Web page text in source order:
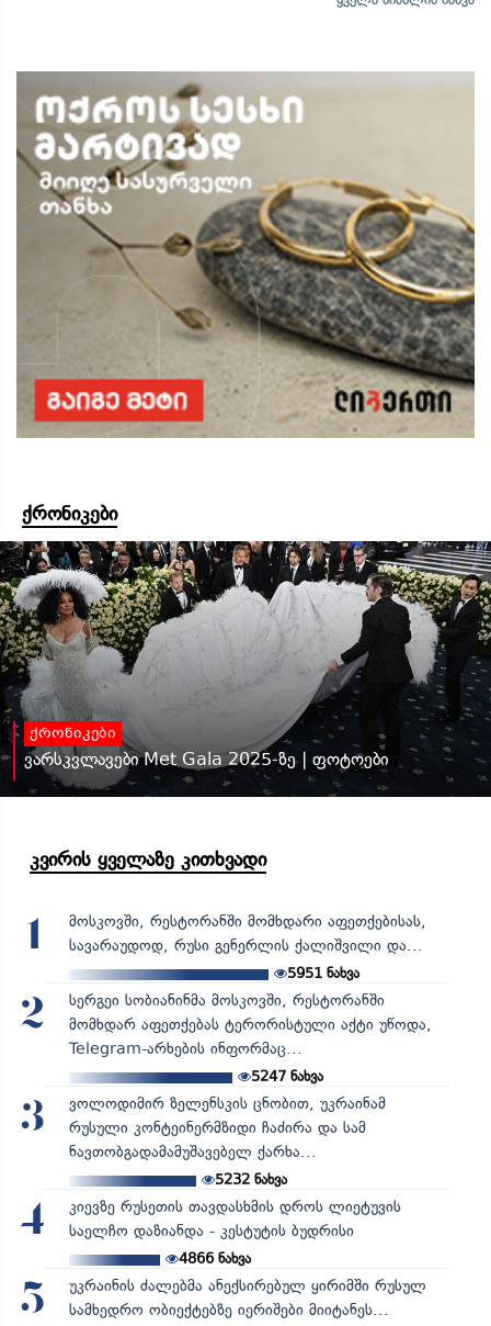
ქრონიკები
ქრონიკები
ვარსკვლავები Met Gala 2025-ზე | ფოტოები
კვირის ყველაზე კითხვადი
1
მოსკოვში, რესტორანში მომხდარი აფეთქებისას,
სავარაუდოდ, რუსი გენერლის ქალიშვილი და...
5951 ნახვა
2
სერგეი სობიანინმა მოსკოვში, რესტორანში
მომხდარ აფეთქებას ტერორისტული აქტი უწოდა,
Telegram-არხების ინფორმაც...
5247ნახვა
3
ვოლოდიმირ ზელენსკის ცნობით, უკრაინამ
რუსული კონტეინერმზიდი ჩაძირა და სამ
ნავთობგადამამუშავებელ ქარხა...
5232ნახვა
4
კიევზე რუსეთის თავდასხმის დროს ლიეტუვის
საელჩო დაზიანდა - კესტუტის ბუდრისი
4866ნახვა
5
უკრაინის ძალებმა ანექსირებულ ყირიმში რუსულ
სამხედრო ობიექტებზე იერიშები მიიტანეს...